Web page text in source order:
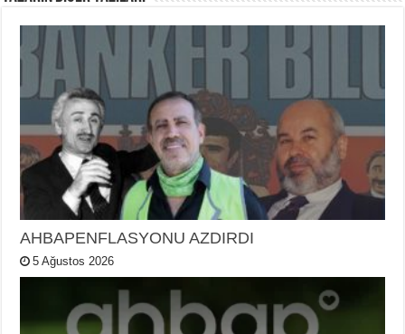
AHBAPENFLASYONU AZDIRDI
5 Ağustos 2026